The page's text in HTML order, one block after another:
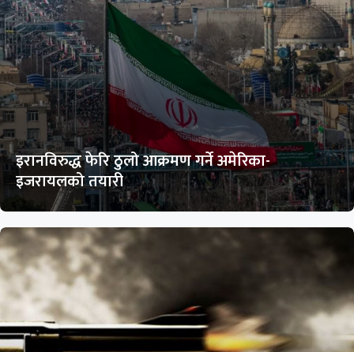
इरानविरुद्ध फेरि ठुलो आक्रमण गर्ने अमेरिका-
इजरायलको तयारी